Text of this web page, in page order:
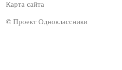
Карта сайта
© Проект Одноклассники